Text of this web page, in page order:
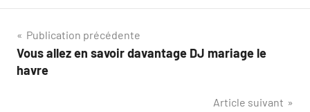
Navigation
de
Publication précédente
Vous allez en savoir davantage DJ mariage le
havre
Article suivant